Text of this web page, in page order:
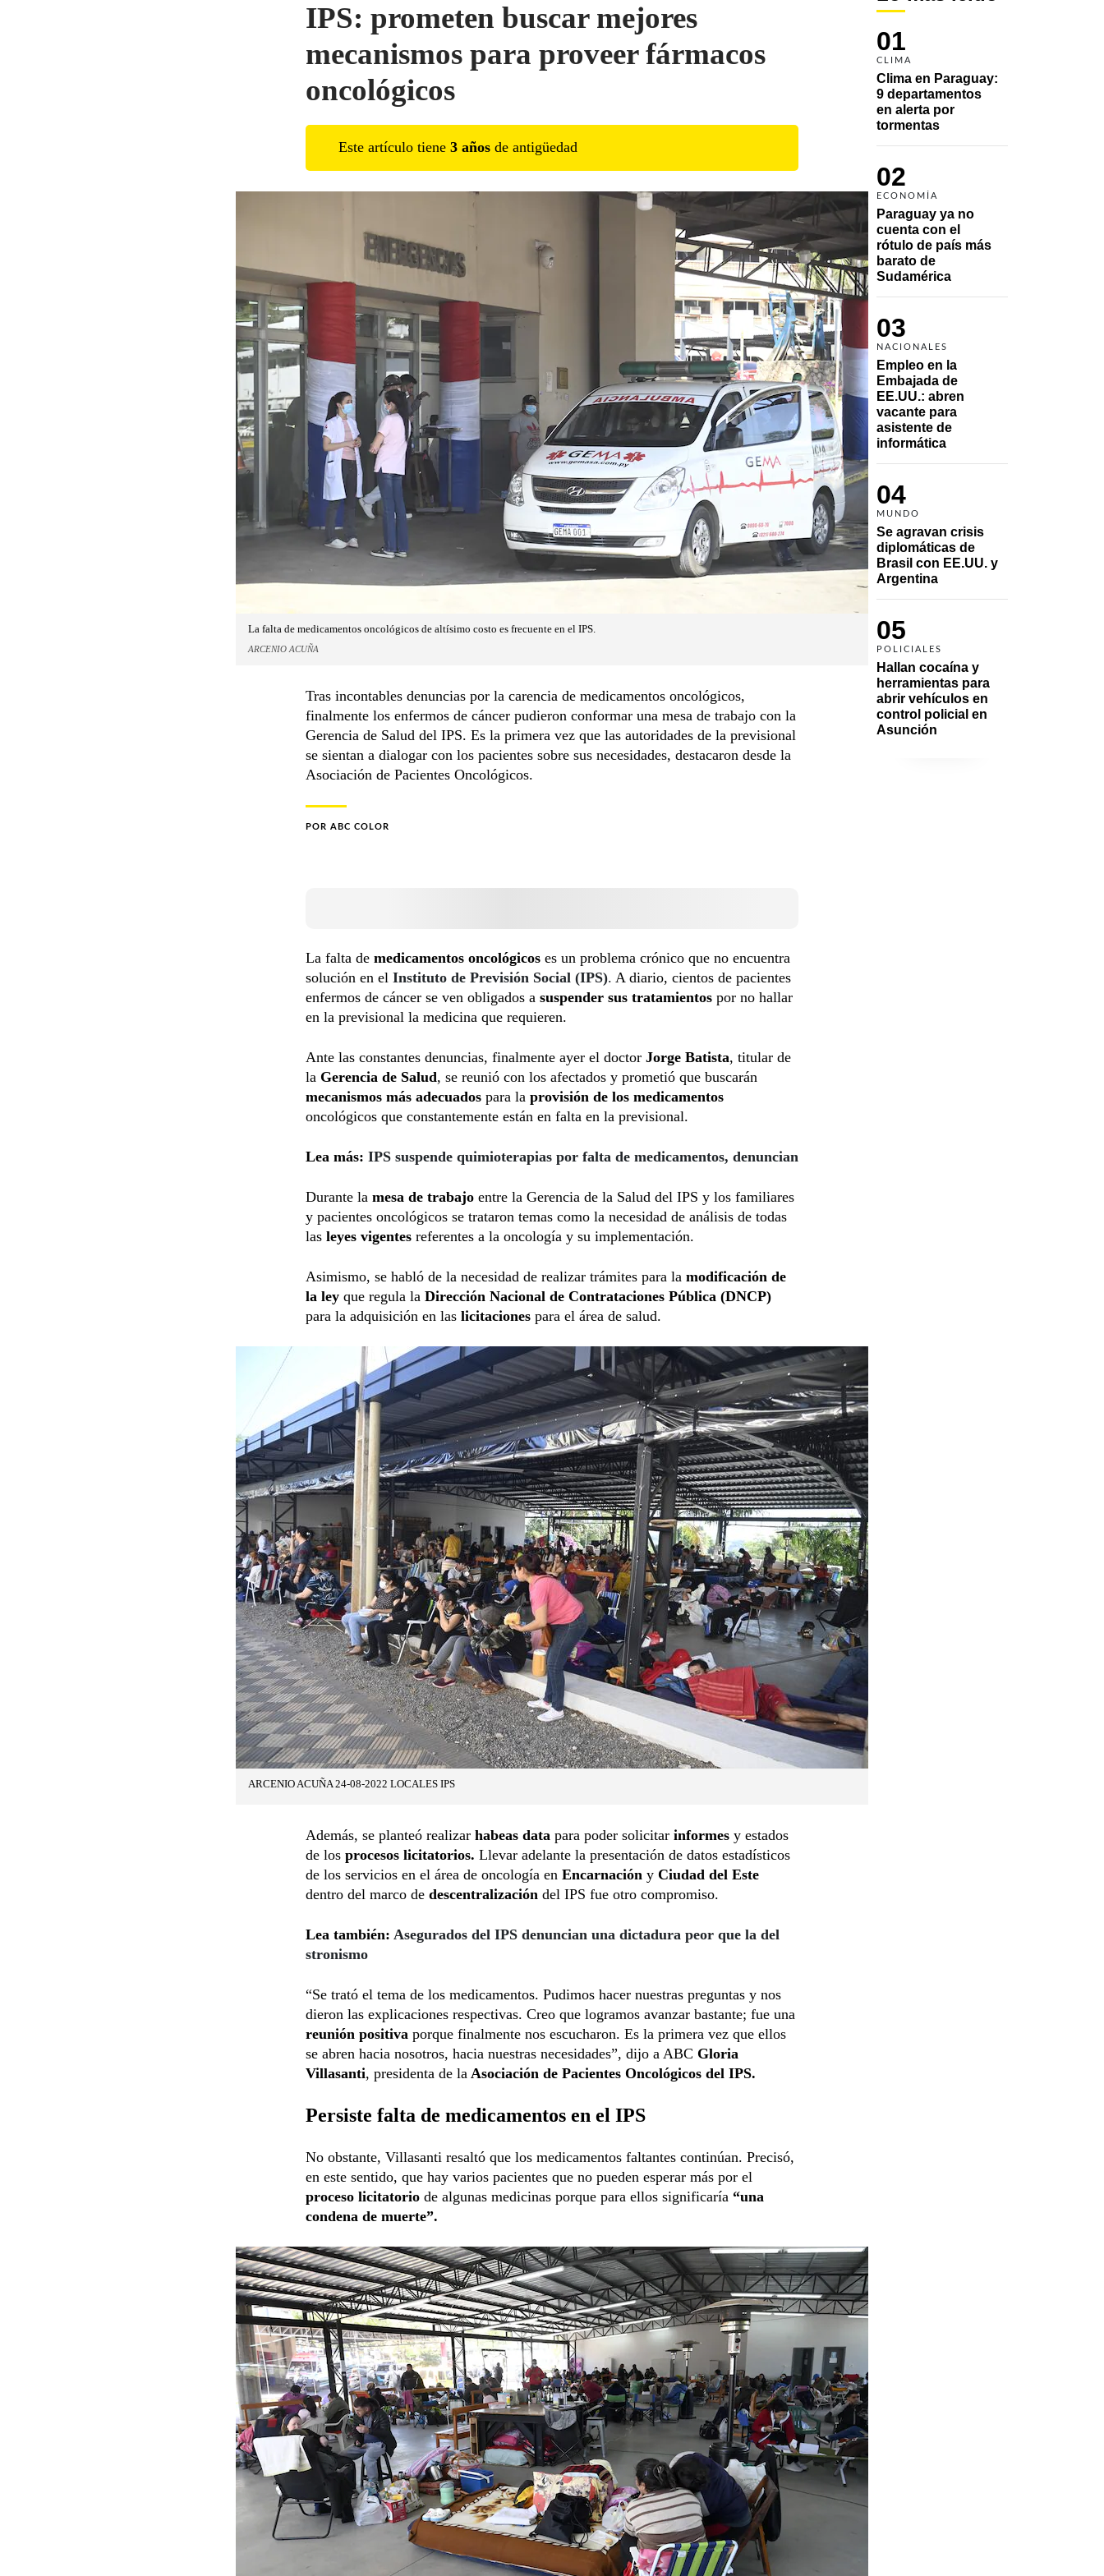
01
CLIMA
Clima en Paraguay:
9 departamentos
en alerta por
tormentas
02
ECONOMÍA
Paraguay ya no
cuenta con el
rótulo de país más
barato de
Sudamérica
03
NACIONALES
Empleo en la
Embajada de
EE.UU.: abren
vacante para
asistente de
informática
04
MUNDO
Se agravan crisis
diplomáticas de
Brasil con EE.UU. y
Argentina
05
POLICIALES
Hallan cocaína y
herramientas para
abrir vehículos en
control policial en
Asunción
IPS: prometen buscar mejores
mecanismos para proveer fármacos
oncológicos
Este artículo tiene 3 años de antigüedad
La falta de medicamentos oncológicos de altísimo costo es frecuente en el IPS.
ARCENIO ACUÑA
Tras incontables denuncias por la carencia de medicamentos oncológicos,
finalmente los enfermos de cáncer pudieron conformar una mesa de trabajo con la
Gerencia de Salud del IPS. Es la primera vez que las autoridades de la previsional
se sientan a dialogar con los pacientes sobre sus necesidades, destacaron desde la
Asociación de Pacientes Oncológicos.
POR ABC COLOR
La falta de medicamentos oncológicos es un problema crónico que no encuentra
solución en el Instituto de Previsión Social (IPS). A diario, cientos de pacientes
enfermos de cáncer se ven obligados a suspender sus tratamientos por no hallar
en la previsional la medicina que requieren.
Ante las constantes denuncias, finalmente ayer el doctor Jorge Batista, titular de
la Gerencia de Salud, se reunió con los afectados y prometió que buscarán
mecanismos más adecuados para la provisión de los medicamentos
oncológicos que constantemente están en falta en la previsional.
Lea más: IPS suspende quimioterapias por falta de medicamentos, denuncian
Durante la mesa de trabajo entre la Gerencia de la Salud del IPS y los familiares
y pacientes oncológicos se trataron temas como la necesidad de análisis de todas
las leyes vigentes referentes a la oncología y su implementación.
Asimismo, se habló de la necesidad de realizar trámites para la modificación de
la ley que regula la Dirección Nacional de Contrataciones Pública (DNCP)
para la adquisición en las licitaciones para el área de salud.
ARCENIO ACUÑA 24-08-2022 LOCALES IPS
Además, se planteó realizar habeas data para poder solicitar informes y estados
de los procesos licitatorios. Llevar adelante la presentación de datos estadísticos
de los servicios en el área de oncología en Encarnación y Ciudad del Este
dentro del marco de descentralización del IPS fue otro compromiso.
Lea también: Asegurados del IPS denuncian una dictadura peor que la del
stronismo
“Se trató el tema de los medicamentos. Pudimos hacer nuestras preguntas y nos
dieron las explicaciones respectivas. Creo que logramos avanzar bastante; fue una
reunión positiva porque finalmente nos escucharon. Es la primera vez que ellos
se abren hacia nosotros, hacia nuestras necesidades”, dijo a ABC Gloria
Villasanti, presidenta de la Asociación de Pacientes Oncológicos del IPS.
Persiste falta de medicamentos en el IPS
No obstante, Villasanti resaltó que los medicamentos faltantes continúan. Precisó,
en este sentido, que hay varios pacientes que no pueden esperar más por el
proceso licitatorio de algunas medicinas porque para ellos significaría “una
condena de muerte”.